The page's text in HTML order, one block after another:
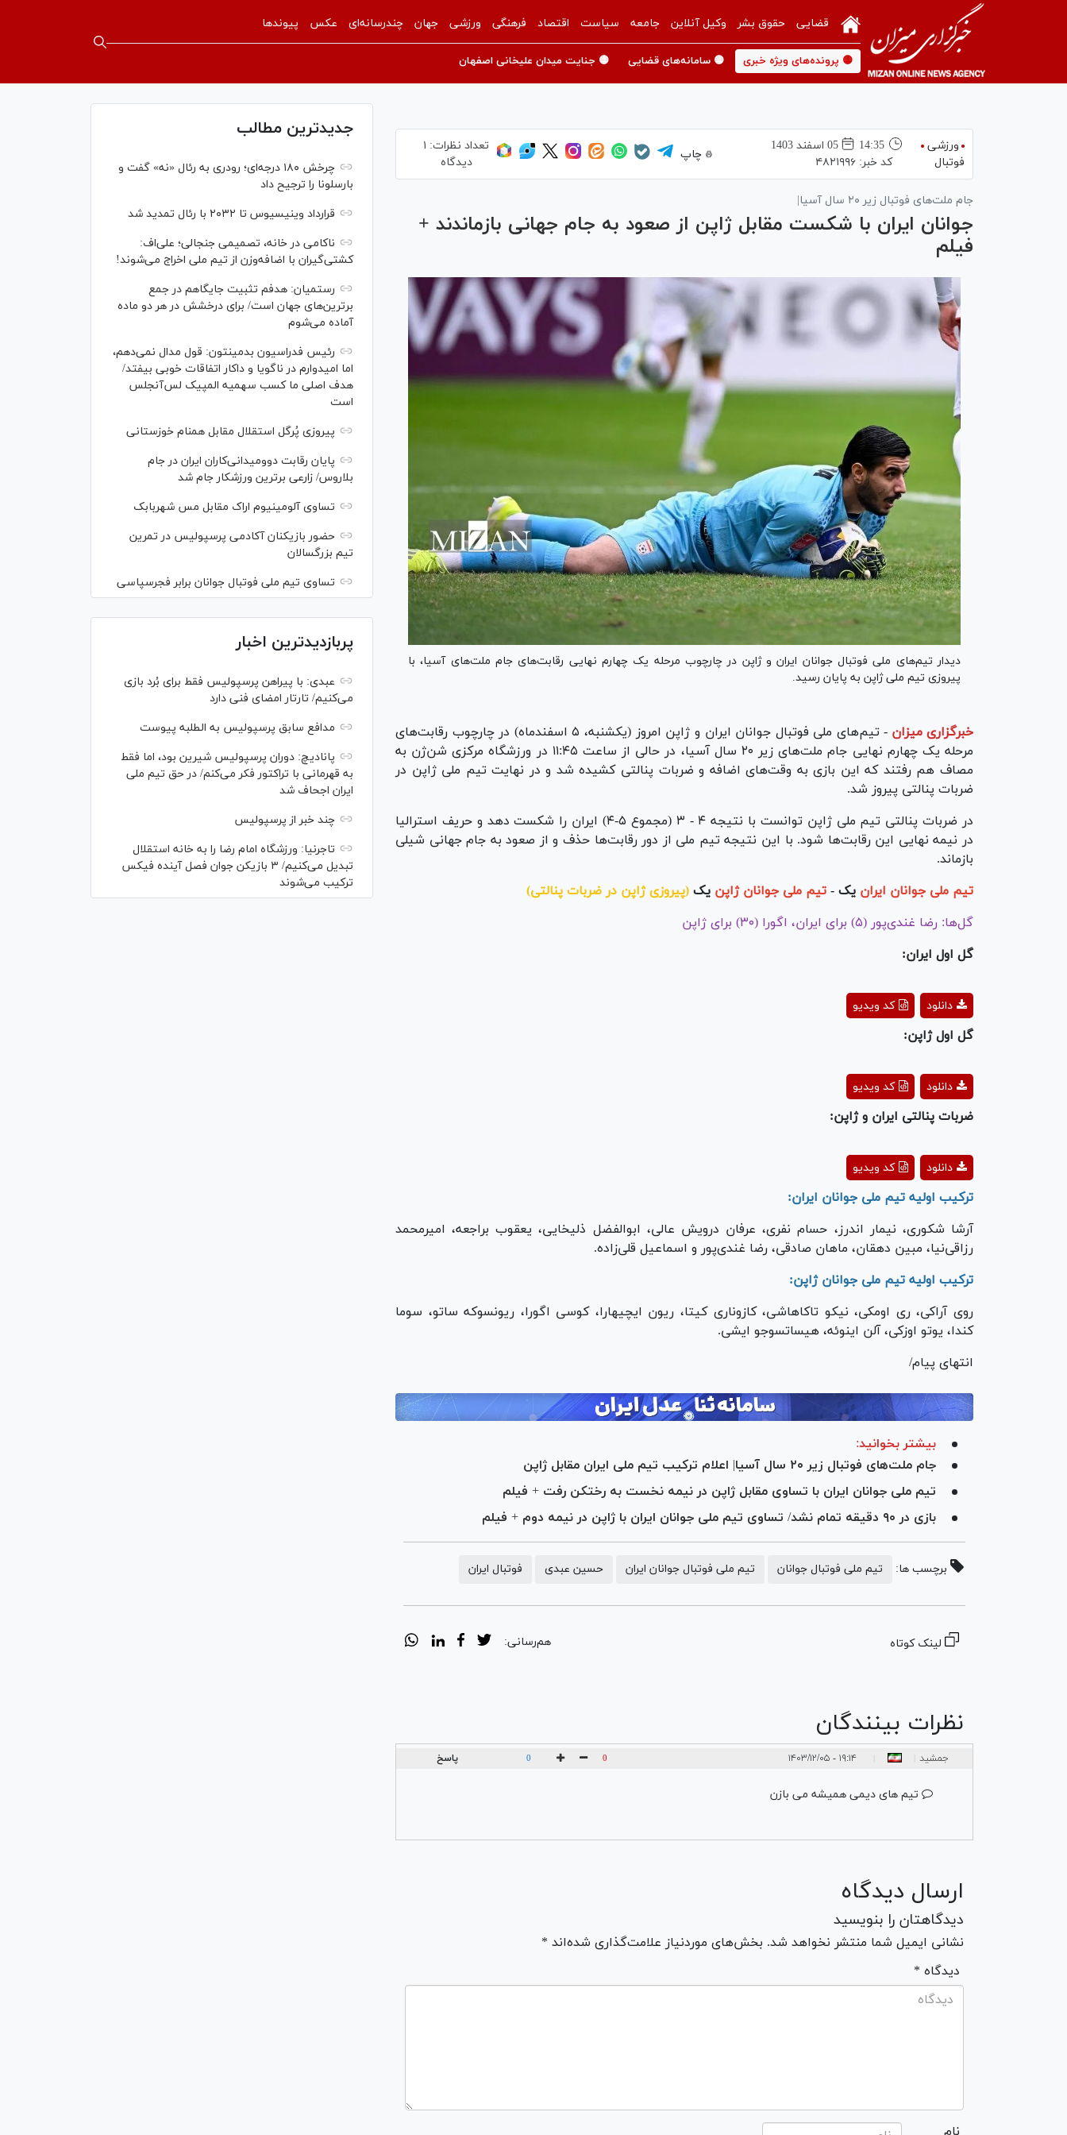
قضایی حقوق بشر وکیل آنلاین جامعه سیاست اقتصاد فرهنگی ورزشی جهان چندرسانه‌ای عکس پیوندها
🟡 پرونده‌های ویژه خبری 🟡 سامانه‌های قضایی 🟡 جنایت میدان علیخانی اصفهان
ورزشی
فوتبال
14:35
05 اسفند 1403
کد خبر:۴۸۲۱۹۹۶
چاپ
تعداد نظرات: ۱
دیدگاه
جام ملت‌های فوتبال زیر ۲۰ سال آسیا|
جوانان ایران با شکست مقابل ژاپن از صعود به جام جهانی بازماندند +
فیلم
دیدار تیم‌های ملی فوتبال جوانان ایران و ژاپن در چارچوب مرحله یک چهارم نهایی رقابت‌های جام ملت‌های آسیا، با
پیروزی تیم ملی ژاپن به پایان رسید.
خبرگزاری میزان -
تیم‌های ملی فوتبال جوانان ایران و ژاپن امروز (یکشنبه، ۵ اسفندماه) در چارچوب رقابت‌های
مرحله یک چهارم نهایی جام ملت‌های زیر ۲۰ سال آسیا، در حالی از ساعت ۱۱:۴۵ در ورزشگاه مرکزی شن‌ژن به
مصاف هم رفتند که این بازی به وقت‌های اضافه و ضربات پنالتی کشیده شد و در نهایت تیم ملی ژاپن در
ضربات پنالتی پیروز شد.
در ضربات پنالتی تیم ملی ژاپن توانست با نتیجه ۴ - ۳ (مجموع ۵-۴) ایران را شکست دهد و حریف استرالیا
در نیمه نهایی این رقابت‌ها شود. با این نتیجه تیم ملی از دور رقابت‌ها حذف و از صعود به جام جهانی شیلی
بازماند.
تیم ملی جوانان ایران یک - تیم ملی جوانان ژاپن یک (پیروزی ژاپن در ضربات پنالتی)
گل‌ها: رضا غندی‌پور (۵) برای ایران، اگورا (۳۰) برای ژاپن
گل اول ایران:
کد ویدیو دانلود
گل اول ژاپن:
کد ویدیو دانلود
ضربات پنالتی ایران و ژاپن:
کد ویدیو دانلود
ترکیب اولیه تیم ملی جوانان ایران:
آرشا شکوری، نیمار اندرز، حسام نفری، عرفان درویش عالی، ابوالفضل ذلیخایی، یعقوب براجعه، امیرمحمد
رزاقی‌نیا، مبین دهقان، ماهان صادقی، رضا غندی‌پور و اسماعیل قلی‌زاده.
ترکیب اولیه تیم ملی جوانان ژاپن:
روی آراکی، ری اومکی، نیکو تاکاهاشی، کازوناری کیتا، ریون ایچیهارا، کوسی اگورا، ریونسوکه ساتو، سوما
کندا، یوتو اوزکی، آلن اینوئه، هیساتسوجو ایشی.
انتهای پیام/
بیشتر بخوانید:
جام ملت‌های فوتبال زیر ۲۰ سال آسیا| اعلام ترکیب تیم ملی ایران مقابل ژاپن
تیم ملی جوانان ایران با تساوی مقابل ژاپن در نیمه نخست به رختکن رفت + فیلم
بازی در ۹۰ دقیقه تمام نشد/ تساوی تیم ملی جوانان ایران با ژاپن در نیمه دوم + فیلم
برچسب ها: تیم ملی فوتبال جوانان تیم ملی فوتبال جوانان ایران حسین عبدی فوتبال ایران
لینک کوتاه هم‌رسانی:
نظرات بینندگان
جمشید ۱۹:۱۴ - ۱۴۰۳/۱۲/۰۵ 0
0 پاسخ
تیم های دیمی همیشه می بازن
ارسال دیدگاه
دیدگاهتان را بنویسید
نشانی ایمیل شما منتشر نخواهد شد. بخش‌های موردنیاز علامت‌گذاری شده‌اند *
* دیدگاه
جدیدترین مطالب
چرخش ۱۸۰ درجه‌ای؛ رودری به رئال «نه» گفت و
بارسلونا را ترجیح داد
قرارداد وینیسیوس تا ۲۰۳۲ با رئال‌ تمدید شد
ناکامی در خانه، تصمیمی جنجالی؛ علی‌اف:
کشتی‌گیران با اضافه‌وزن از تیم ملی اخراج می‌شوند!
رستمیان: هدفم تثبیت جایگاهم در جمع
برترین‌های جهان است/ برای درخشش در هر دو ماده
آماده می‌شوم
رئیس فدراسیون بدمینتون: قول مدال نمی‌دهم،
اما امیدوارم در ناگویا و داکار اتفاقات خوبی بیفتد/
هدف اصلی ما کسب سهمیه المپیک لس‌آنجلس
است
پیروزی پُرگل استقلال مقابل همنام خوزستانی
پایان رقابت دوومیدانی‌کاران ایران در جام
بلاروس/ زارعی برترین ورزشکار جام شد
تساوی آلومینیوم اراک مقابل مس شهربابک
حضور بازیکنان آکادمی پرسپولیس در تمرین
تیم بزرگسالان
تساوی تیم ملی فوتبال جوانان برابر فجرسپاسی
پربازدیدترین اخبار
عبدی: با پیراهن پرسپولیس فقط برای بُرد بازی
می‌کنیم/ تارتار امضای فنی دارد
مدافع سابق پرسپولیس به الطلبه پیوست
پانادیچ: دوران پرسپولیس شیرین بود، اما فقط
به قهرمانی با تراکتور فکر می‌کنم/ در حق تیم ملی
ایران اجحاف شد
چند خبر از پرسپولیس
تاجرنیا: ورزشگاه امام رضا را به خانه استقلال
تبدیل می‌کنیم/ ۳ بازیکن جوان فصل آینده فیکس
ترکیب می‌شوند